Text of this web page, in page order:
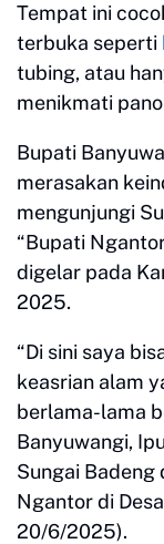
Tempat ini
terbuka seperti
tubing, atau
menikmati
Bupati
merasakan
mengunjungi
“Bupati
digelar pada
2025.
“Di sini saya
keasrian alam
berlama-lama
Banyuwangi,
Sungai
Ngantor di
20/6/2025).